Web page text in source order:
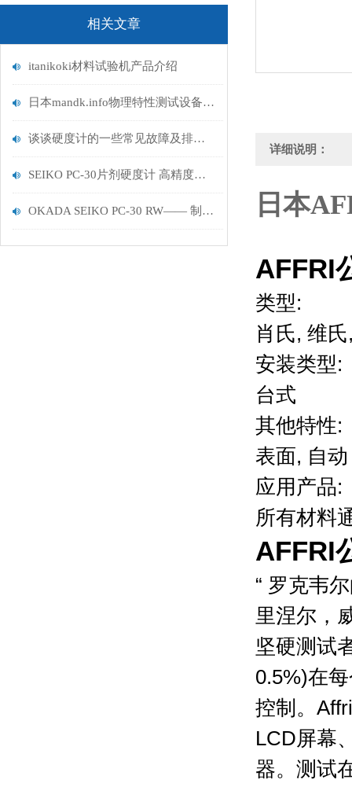
相关文章
itanikoki材料试验机产品介绍
日本mandk.info物理特性测试设备介绍
谈谈硬度计的一些常见故障及排除方法
SEIKO PC-30片剂硬度计 高精度便携检测 赋能制药行业品质质控
OKADA SEIKO PC‑30 RW—— 制药行业合规检测优选硬度计
详细说明：
日本
AFFRI
类型:
肖氏, 维
安装类型:
台式
其他特性:
表面, 自动
应用产品:
所有材料
AFFRI
“ 罗克韦
里涅尔，
坚硬测试
0.5%)在
控制。
LCD屏幕
器。测试